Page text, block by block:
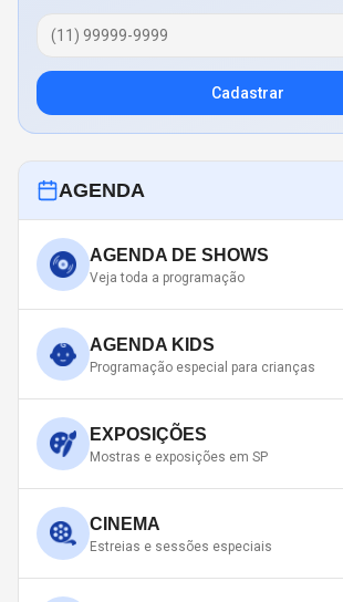
Cadastrar
AGENDA
AGENDA DE SHOWS
Veja toda a programação
AGENDA KIDS
Programação especial para crianças
EXPOSIÇÕES
Mostras e exposições em SP
CINEMA
Estreias e sessões especiais